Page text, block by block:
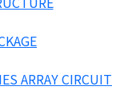
ARRAY CIRCUIT